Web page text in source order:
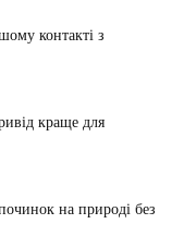
контакті з
краще для
на природі без